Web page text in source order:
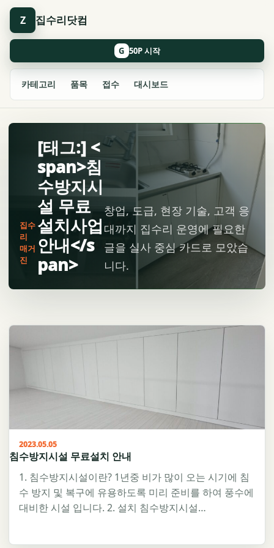
Z 집수리닷컴
카테고리 품목 접수 대시보드
G
집수
리
매거
진
[태그:] <
span>침
수방지시
설 무료
설치사업
안내</s
pan>
창업, 도급, 현장 기술, 고객 응
대까지 집수리 운영에 필요한
글을 실사 중심 카드로 모았습
니다.
2023.05.05
침수방지시설 무료설치 안내
1. 침수방지시설이란? 1년중 비가 많이 오는 시기에 침
수 방지 및 복구에 유용하도록 미리 준비를 하여 풍수에
대비한 시설 입니다. 2. 설치 침수방지시설…